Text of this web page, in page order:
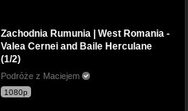
Zachodnia Rumunia | West Romania -
Valea Cernei and Baile Herculane
(1/2)
Podróże z Maciejem
1080p